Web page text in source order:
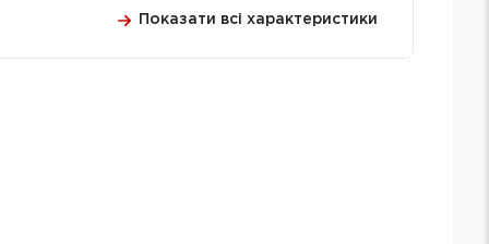
Показати всі характеристики